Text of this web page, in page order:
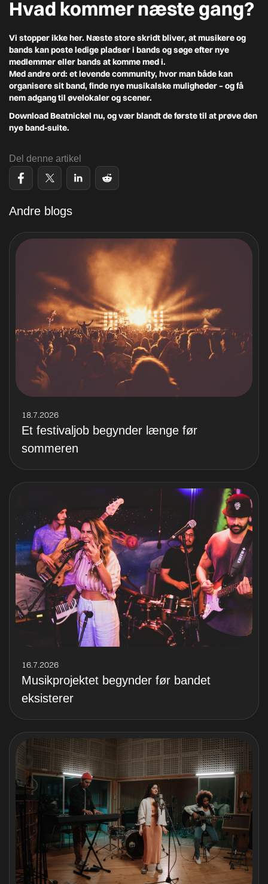
Hvad kommer næste gang?
Vi stopper ikke her. Næste store skridt bliver, at musikere og
bands kanposte ledige pladser i bandsogsøge efter nye
medlemmer eller bands at komme med i.
Med andre ord: et levende community, hvor man både kan
organisere sit band, finde nye musikalske muligheder – og få
nem adgang til øvelokaler og scener.
Download Beatnickel nu, og vær blandt de første til at prøve den
nye band-suite.
Del denne artikel
Andre blogs
18.7.2026
Et festivaljob begynder længe før
sommeren
16.7.2026
Musikprojektet begynder før bandet
eksisterer